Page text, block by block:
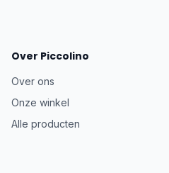
Over Piccolino
Over ons
Onze winkel
Alle producten